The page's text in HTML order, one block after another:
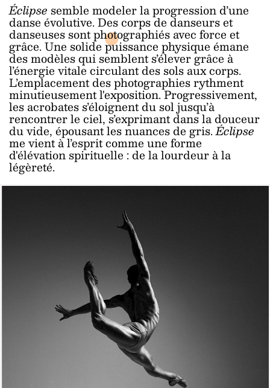
Éclipse semble modeler la progression d’une
danse évolutive. Des corps de danseurs et
danseuses sont photographiés avec force et
grâce. Une solide puissance physique émane
des modèles qui semblent s’élever grâce à
l’énergie vitale circulant des sols aux corps.
L’emplacement des photographies rythment
minutieusement l'exposition.Progressivement,
les acrobates s’éloignent du sol jusqu’à
rencontrer le ciel, s’exprimant dans la douceur
du vide, épousant les nuances de gris.Éclipse
me vient à l’esprit comme une forme
d'élévation spirituelle : de la lourdeur à la
légèreté.